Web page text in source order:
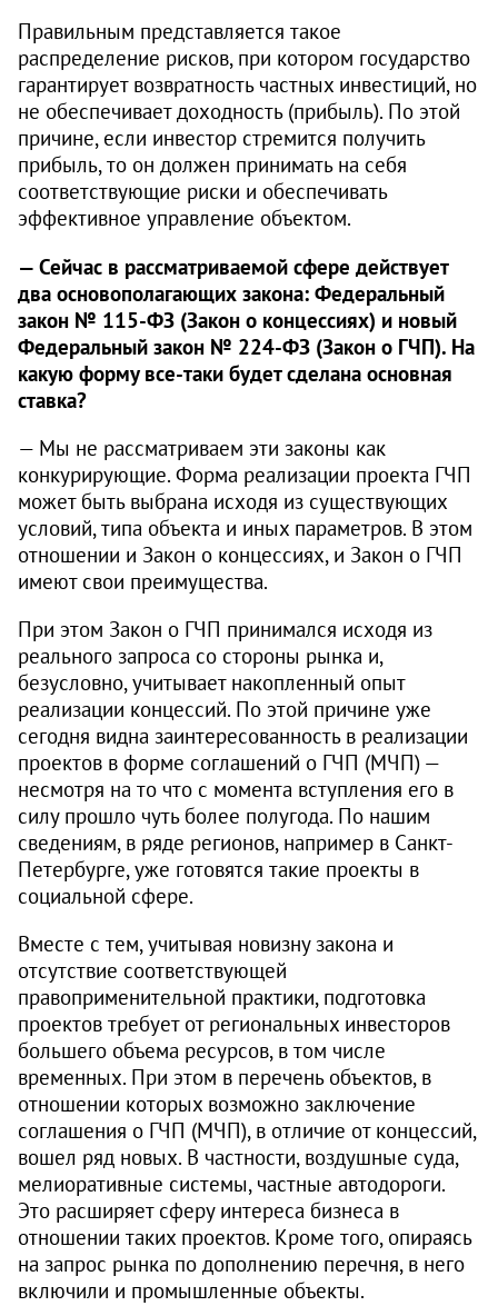
Правильным представляется такое
распределение рисков, при котором государство
гарантирует возвратность частных инвестиций, но
не обеспечивает доходность (прибыль). По этой
причине, если инвестор стремится получить
прибыль, то он должен принимать на себя
соответствующие риски и обеспечивать
эффективное управление объектом.
— Сейчас в рассматриваемой сфере действует
два основополагающих закона: Федеральный
закон № 115‑ФЗ (Закон о концессиях) и новый
Федеральный закон № 224‑ФЗ (Закон о ГЧП). На
какую форму все-таки будет сделана основная
ставка?
— Мы не рассматриваем эти законы как
конкурирующие. Форма реализации проекта ГЧП
может быть выбрана исходя из существующих
условий, типа объекта и иных параметров. В этом
отношении и Закон о концессиях, и Закон о ГЧП
имеют свои преимущества.
При этом Закон о ГЧП принимался исходя из
реального запроса со стороны рынка и,
безусловно, учитывает накопленный опыт
реализации концессий. По этой причине уже
сегодня видна заинтересованность в реализации
проектов в форме соглашений о ГЧП (МЧП) —
несмотря на то что с момента вступления его в
силу прошло чуть более полугода. По нашим
сведениям, в ряде регионов, например в Санкт-
Петербурге, уже готовятся такие проекты в
социальной сфере.
Вместе с тем, учитывая новизну закона и
отсутствие соответствующей
правоприменительной практики, подготовка
проектов требует от региональных инвесторов
большего объема ресурсов, в том числе
временных. При этом в перечень объектов, в
отношении которых возможно заключение
соглашения о ГЧП (МЧП), в отличие от концессий,
вошел ряд новых. В частности, воздушные суда,
мелиоративные системы, частные автодороги.
Это расширяет сферу интереса бизнеса в
отношении таких проектов. Кроме того, опираясь
на запрос рынка по дополнению перечня, в него
включили и промышленные объекты.